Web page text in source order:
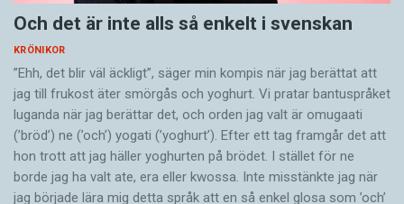
Och det är inte alls så enkelt i svenskan
KRÖNIKOR
”Ehh, det blir väl äckligt”, säger min kompis när jag berättat att
jag till frukost äter smörgås och yoghurt. Vi pratar bantuspråket
luganda när jag berättar det, och orden jag valt är omugaati
(’bröd’) ne (’och’) yogati (’yoghurt’). Efter ett tag framgår det att
hon trott att jag häller yoghurten på brödet. I stället för ne
borde jag ha valt ate, era eller kwossa. Inte misstänkte jag när
jag började lära mig detta språk att en så enkel glosa som ’och’